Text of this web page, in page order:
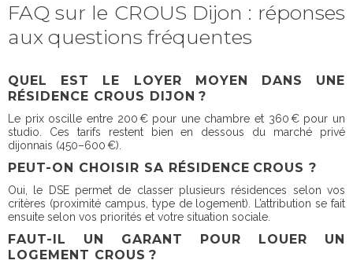
FAQ sur le CROUS Dijon : réponses
aux questions fréquentes
QUEL EST LE LOYER MOYEN DANS UNE
RÉSIDENCE CROUS DIJON ?
Le prix oscille entre 200 € pour une chambre et 360 € pour un
studio. Ces tarifs restent bien en dessous du marché privé
dijonnais (450–600 €).
PEUT-ON CHOISIR SA RÉSIDENCE CROUS ?
Oui, le DSE permet de classer plusieurs résidences selon vos
critères (proximité campus, type de logement). L’attribution se fait
ensuite selon vos priorités et votre situation sociale.
FAUT-IL UN GARANT POUR LOUER UN
LOGEMENT CROUS ?